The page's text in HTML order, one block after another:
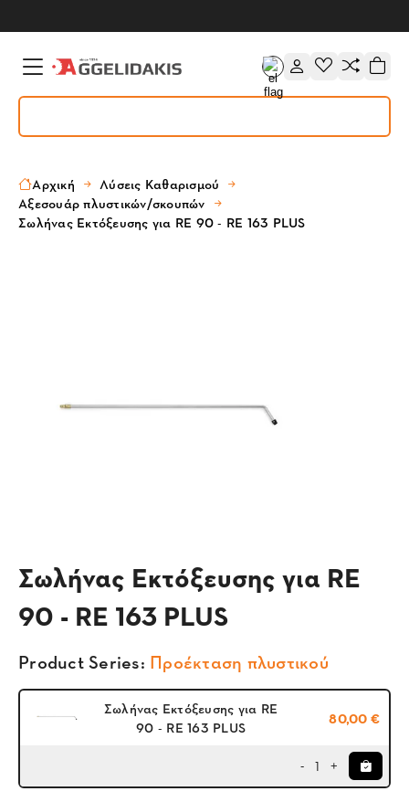
Αρχική
Λύσεις Καθαρισμού
Αξεσουάρ πλυστικών/σκουπών
Σωλήνας Εκτόξευσης για RE 90 - RE 163 PLUS
Σωλήνας Εκτόξευσης για RE
90 - RE 163 PLUS
Product Series: Προέκταση πλυστικού
Σωλήνας Εκτόξευσης για RE
90 - RE 163 PLUS
80,00 €
- 1 +